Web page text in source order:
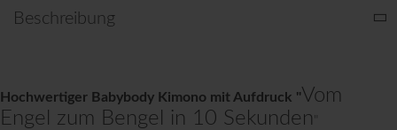
Beschreibung
Hochwertiger Babybody Kimono mit Aufdruck "Vom
Engel zum Bengel in 10 Sekunden"